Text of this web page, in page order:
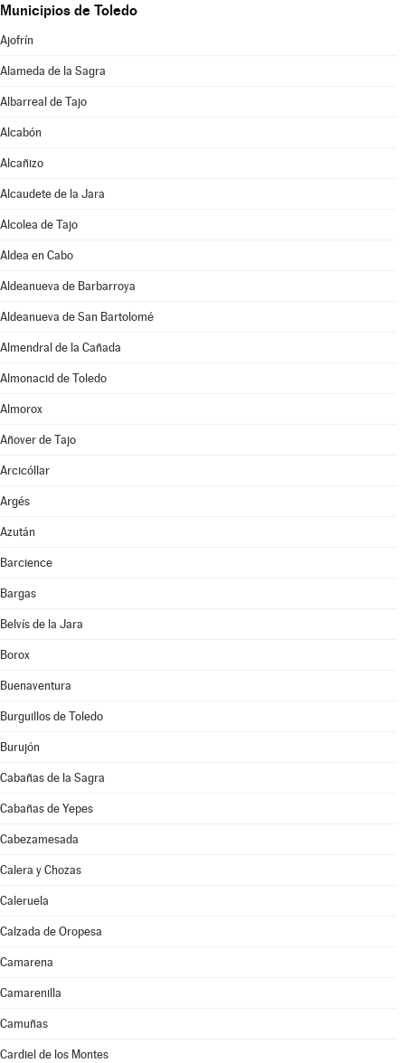
Municipios de Toledo
Ajofrín
Alameda de la Sagra
Albarreal de Tajo
Alcabón
Alcañizo
Alcaudete de la Jara
Alcolea de Tajo
Aldea en Cabo
Aldeanueva de Barbarroya
Aldeanueva de San Bartolomé
Almendral de la Cañada
Almonacid de Toledo
Almorox
Añover de Tajo
Arcicóllar
Argés
Azután
Barcience
Bargas
Belvís de la Jara
Borox
Buenaventura
Burguillos de Toledo
Burujón
Cabañas de la Sagra
Cabañas de Yepes
Cabezamesada
Calera y Chozas
Caleruela
Calzada de Oropesa
Camarena
Camarenilla
Camuñas
Cardiel de los Montes